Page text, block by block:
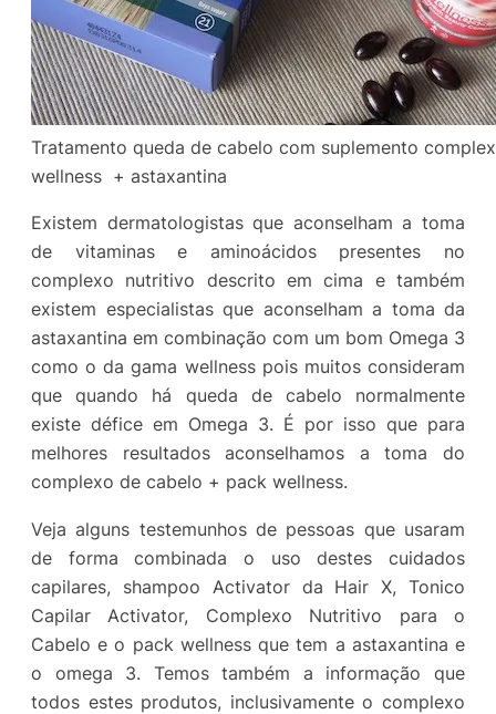
Tratamento queda de cabelo com suplemento
wellness + astaxantina
Existem dermatologistas que aconselham a toma
de vitaminas e aminoácidos presentes no
complexo nutritivo descrito em cima e também
existem especialistas que aconselham a toma da
astaxantina em combinação com um bom Omega 3
como o da gama wellness pois muitos consideram
que quando há queda de cabelo normalmente
existe défice em Omega 3. É por isso que para
melhores resultados aconselhamos a toma do
complexo de cabelo + pack wellness.
Veja alguns testemunhos de pessoas que usaram
de forma combinada o uso destes cuidados
capilares, shampoo Activator da Hair X, Tonico
Capilar Activator, Complexo Nutritivo para o
Cabelo e o pack wellness que tem a astaxantina e
o omega 3. Temos também a informação que
todos estes produtos, inclusivamente o complexo